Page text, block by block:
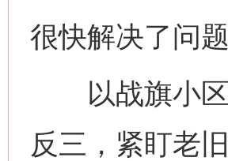
很快解决了问题
以战旗小区
反三，紧盯老